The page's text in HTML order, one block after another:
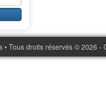
• Tous droits réservés © 2026 -